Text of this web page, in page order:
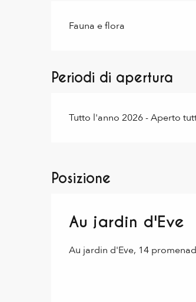
Fauna e flora
Periodi di apertura
Tutto l'anno 2026 - Aperto
Posizione
Au jardin d'Eve
Au jardin d'Eve, 14